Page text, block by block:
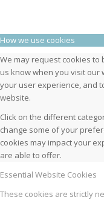
How we use cookies
We may request cookies to
us know when you visit our
your user experience, and
website.
Click on the different
change some of your
cookies may impact your
are able to offer.
Essential Website Cookies
These cookies are strictly